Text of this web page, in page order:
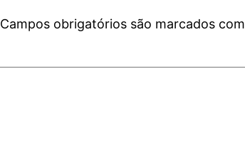
Campos obrigatórios são marcados com